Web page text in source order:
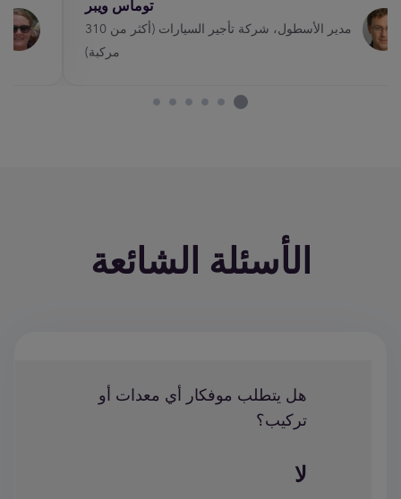
توماس ويبر
مدير الأسطول، شركة تأجير السيارات (أكثر من 310
مركبة)
الأسئلة الشائعة
هل يتطلب موفكار أي معدات أو
تركيب؟
لا